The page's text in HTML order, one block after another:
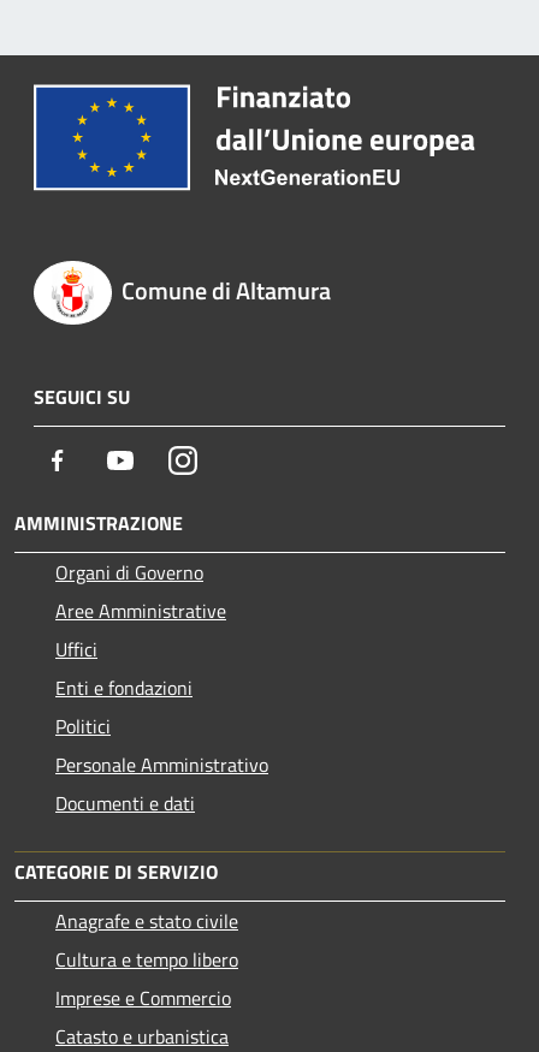
Comune di Altamura
SEGUICI SU
Facebook YoutubeInstagram
AMMINISTRAZIONE
Organi di Governo
Aree Amministrative
Uffici
Enti e fondazioni
Politici
Personale Amministrativo
Documenti e dati
CATEGORIE DI SERVIZIO
Anagrafe e stato civile
Cultura e tempo libero
Imprese e Commercio
Catasto e urbanistica